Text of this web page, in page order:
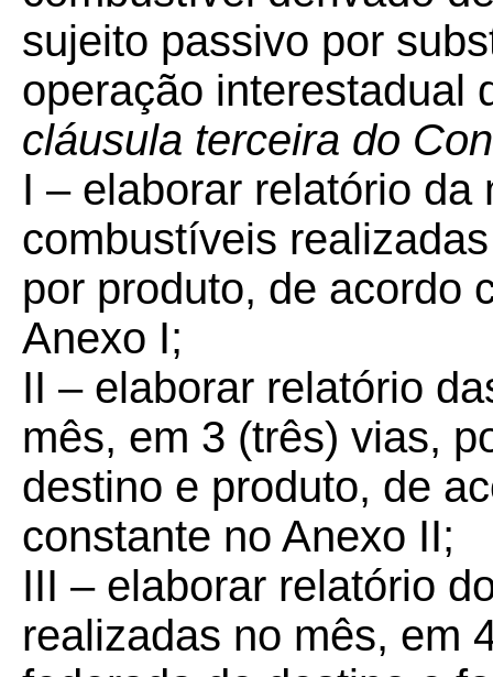
sujeito passivo por
operação interestadual
cláusula terceira do
I – elaborar relatório da
combustíveis
por produto, de acordo
Anexo I;
II – elaborar relatório
mês, em 3 (três) vias,
destino e produto, de
constante no Anexo II;
III – elaborar relatório
realizadas no mês, em